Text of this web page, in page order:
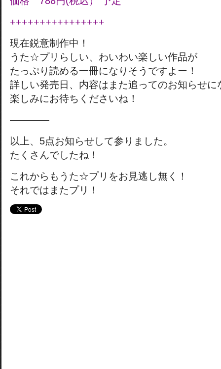
++++++++++++++++
現在鋭意制作中！
うた☆プリらしい、わいわい楽しい作品が
たっぷり読める一冊になりそうですよー！
詳しい発売日、内容はまた追ってのお知らせに
楽しみにお待ちくださいね！
————
以上、5点お知らせして参りました。
たくさんでしたね！
これからもうた☆プリをお見逃し無く！
それではまたプリ！